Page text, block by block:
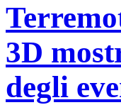
3D
degli